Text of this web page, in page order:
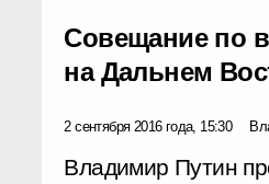
Совещание по
на Дальнем
2 сентября 2016 года, 15:30
Владимир Путин